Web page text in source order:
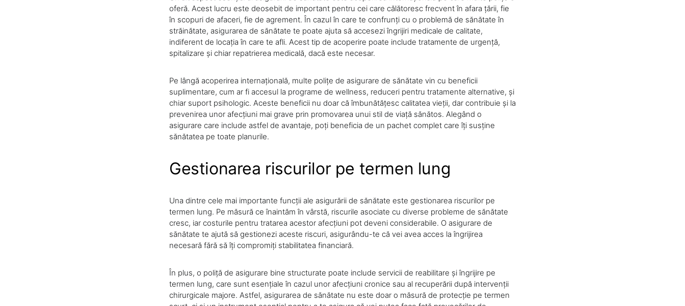
oferă. Acest lucru este deosebit de important pentru cei care călătoresc frecvent în afara țării, fie
în scopuri de afaceri, fie de agrement. În cazul în care te confrunți cu o problemă de sănătate în
străinătate, asigurarea de sănătate te poate ajuta să accesezi îngrijiri medicale de calitate,
indiferent de locația în care te afli. Acest tip de acoperire poate include tratamente de urgență,
spitalizare și chiar repatrierea medicală, dacă este necesar.
Pe lângă acoperirea internațională, multe polițe de asigurare de sănătate vin cu beneficii
suplimentare, cum ar fi accesul la programe de wellness, reduceri pentru tratamente alternative, și
chiar suport psihologic. Aceste beneficii nu doar că îmbunătățesc calitatea vieții, dar contribuie și la
prevenirea unor afecțiuni mai grave prin promovarea unui stil de viață sănătos. Alegând o
asigurare care include astfel de avantaje, poți beneficia de un pachet complet care îți susține
sănătatea pe toate planurile.
Gestionarea riscurilor pe termen lung
Una dintre cele mai importante funcții ale asigurării de sănătate este gestionarea riscurilor pe
termen lung. Pe măsură ce înaintăm în vârstă, riscurile asociate cu diverse probleme de sănătate
cresc, iar costurile pentru tratarea acestor afecțiuni pot deveni considerabile. O asigurare de
sănătate te ajută să gestionezi aceste riscuri, asigurându-te că vei avea acces la îngrijirea
necesară fără să îți compromiți stabilitatea financiară.
În plus, o poliță de asigurare bine structurate poate include servicii de reabilitare și îngrijire pe
termen lung, care sunt esențiale în cazul unor afecțiuni cronice sau al recuperării după intervenții
chirurgicale majore. Astfel, asigurarea de sănătate nu este doar o măsură de protecție pe termen